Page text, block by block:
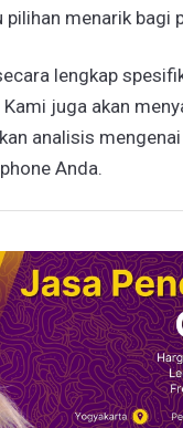
menarik bagi
lengkap
juga akan
analisis
Anda.